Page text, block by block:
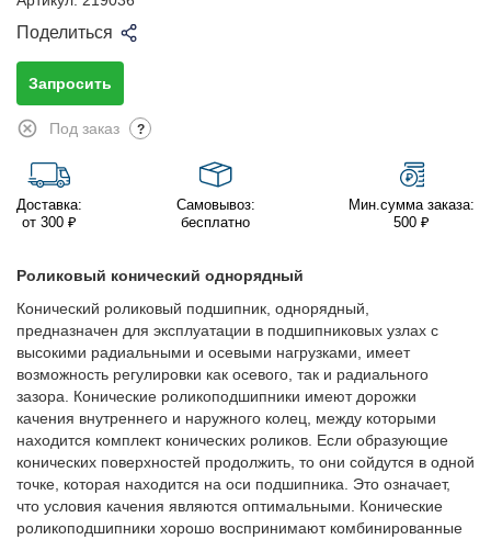
Поделиться
Запросить
Под заказ ?
Доставка:
от 300 ₽
Самовывоз:
бесплатно
Мин.сумма заказа:
500 ₽
Роликовый конический однорядный
Конический роликовый подшипник, однорядный,
предназначен для эксплуатации в подшипниковых узлах с
высокими радиальными и осевыми нагрузками, имеет
возможность регулировки как осевого, так и радиального
зазора. Конические роликоподшипники имеют дорожки
качения внутреннего и наружного колец, между которыми
находится комплект конических роликов. Если образующие
конических поверхностей продолжить, то они сойдутся в одной
точке, которая находится на оси подшипника. Это означает,
что условия качения являются оптимальными. Конические
роликоподшипники хорошо воспринимают комбинированные